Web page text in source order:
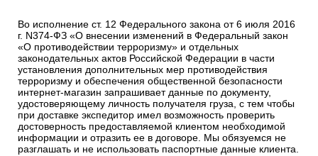
Во исполнение ст. 12 Федерального закона от 6 июля 2016
г. N374-ФЗ «О внесении изменений в Федеральный закон
«О противодействии терроризму» и отдельных
законодательных актов Российской Федерации в части
установления дополнительных мер противодействия
терроризму и обеспечения общественной безопасности
интернет-магазин запрашивает данные по документу,
удостоверяющему личность получателя груза, с тем чтобы
при доставке экспедитор имел возможность проверить
достоверность предоставляемой клиентом необходимой
информации и отразить ее в договоре. Мы обязуемся не
разглашать и не использовать паспортные данные клиента.